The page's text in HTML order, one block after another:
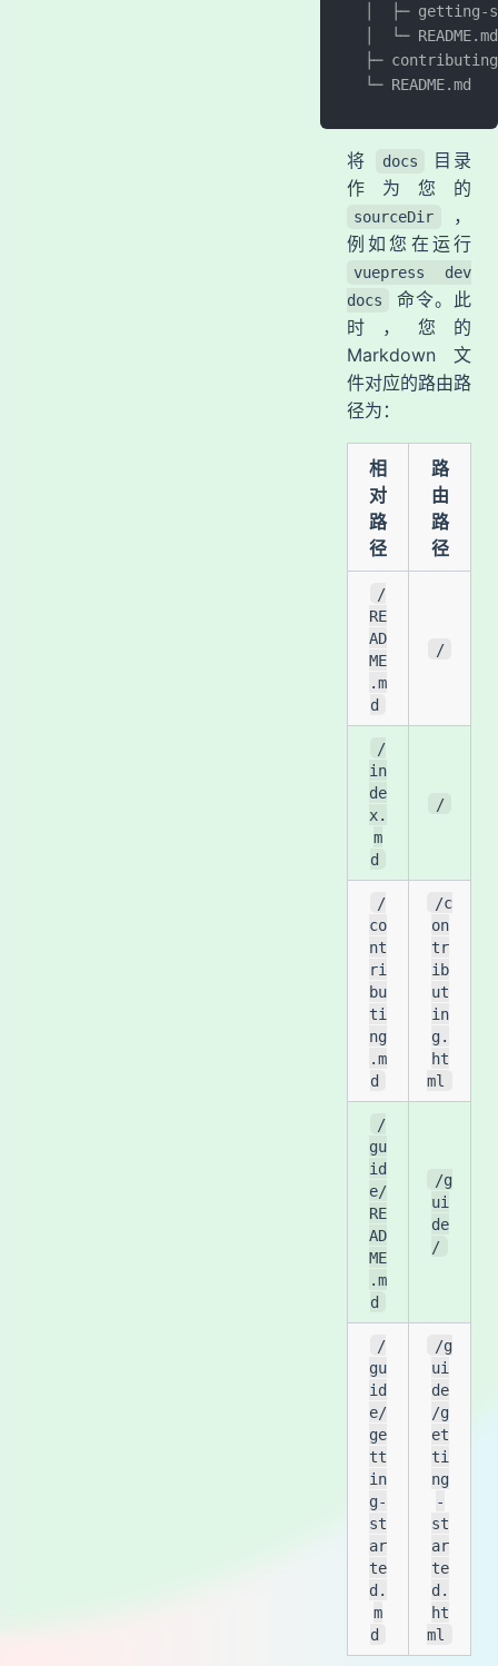
│  ├─ getting-
   │  └─ README.md
├─
   └─ README.md
将 docs
目录
作为您的
sourceDir
，
例如您在运行
vuepress dev
docs
命令。此
时，您的
Markdown 文
件对应的路由路
径为：
相
对
路
径
路
由
路
径
/
RE
AD
ME
.m
d
/
/
in
de
x.
m
d
/
/
co
nt
ri
bu
ti
ng
.m
d
/c
on
tr
ib
ut
in
g.
ht
ml
/
gu
id
e/
RE
AD
ME
.m
d
/g
ui
de
/
/
gu
id
e/
ge
tt
in
g-
st
ar
te
d.
m
d
/g
ui
de
/g
et
ti
ng
-
st
ar
te
d.
ht
ml